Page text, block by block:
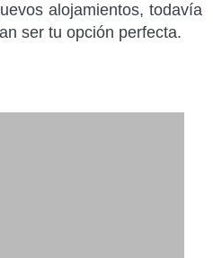
alojamientos, todavía
ser tu opción perfecta.